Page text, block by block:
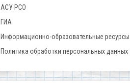
АСУ РСО
ГИА
Информационно-образовательные ресурсы
Политика обработки персональных данных